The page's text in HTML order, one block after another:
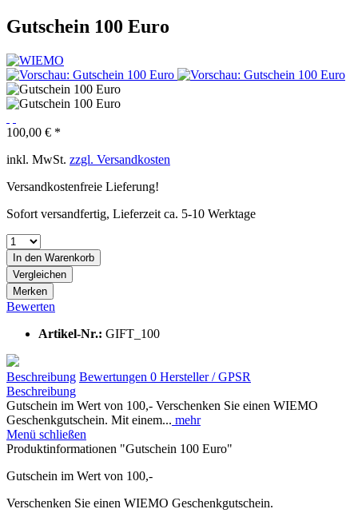
Gutschein 100 Euro
100,00 € *
inkl. MwSt. zzgl. Versandkosten
Versandkostenfreie Lieferung!
Sofort versandfertig, Lieferzeit ca. 5-10 Werktage
In den Warenkorb
Vergleichen
Merken
Bewerten
Artikel-Nr.: GIFT_100
Beschreibung Bewertungen 0 Hersteller / GPSR
Beschreibung
Gutschein im Wert von 100,- Verschenken Sie einen WIEMO
Geschenkgutschein. Mit einem... mehr
Menü schließen
Produktinformationen "Gutschein 100 Euro"
Gutschein im Wert von 100,-
Verschenken Sie einen WIEMO Geschenkgutschein.